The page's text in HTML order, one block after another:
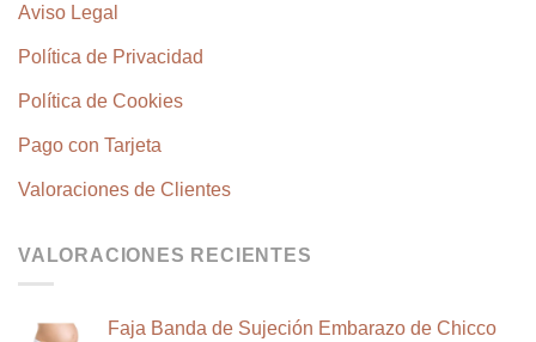
Aviso Legal
Política de Privacidad
Política de Cookies
Pago con Tarjeta
Valoraciones de Clientes
VALORACIONES RECIENTES
Faja Banda de Sujeción Embarazo de Chicco